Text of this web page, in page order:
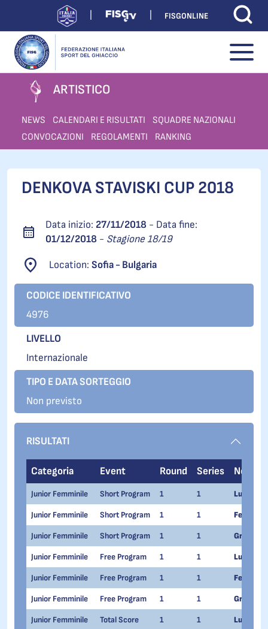
FISGONLINE
ARTISTICO
NEWS CALENDARI E RISULTATI
SQUADRE NAZIONALI
CONVOCAZIONI
REGOLAMENTI RANKING
DENKOVA STAVISKI CUP 2018
Data inizio: 27/11/2018 - Data fine:
01/12/2018 - Stagione 18/19
Location: Sofia - Bulgaria
CODICE IDENTIFICATIVO
4976
LIVELLO
Internazionale
TIPO E DATA SORTEGGIO
Non previsto
RISULTATI
Categoria Event Round Series Nome
Junior Femminile Short Program 1 1 Lucrezia
Junior Femminile Short Program 1 1 Federica
Junior Femminile Short Program 1 1 Greta
Junior Femminile Free Program 1 1 Lucrezia
Junior Femminile Free Program 1 1 Federica
Junior Femminile Free Program 1 1 Greta
Junior Femminile Total Score 1 1 Lucrezia